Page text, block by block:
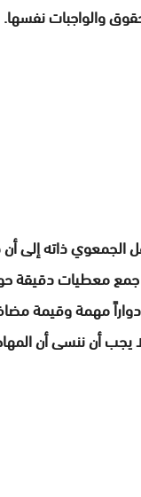
والواجبات نفسها.
الجمعوي ذاته إلى
معطيات دقيقة
مهمة وقيمة
يجب أن ننسى أن